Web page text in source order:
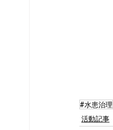
#水患治理
活動記事